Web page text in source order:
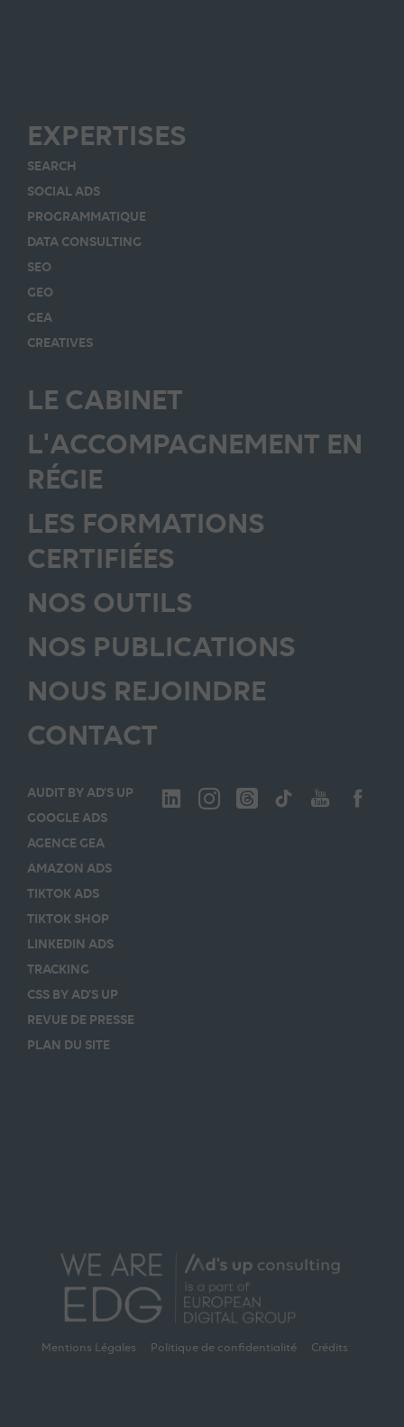
EXPERTISES
SEARCH
SOCIAL ADS
PROGRAMMATIQUE
DATA CONSULTING
SEO
GEO
GEA
CREATIVES
LE CABINET
L'ACCOMPAGNEMENT EN
RÉGIE
LES FORMATIONS
CERTIFIÉES
NOS OUTILS
NOS PUBLICATIONS
NOUS REJOINDRE
CONTACT
AUDIT BY AD’S UP
GOOGLE ADS
AGENCE GEA
AMAZON ADS
TIKTOK ADS
TIKTOK SHOP
LINKEDIN ADS
TRACKING
CSS BY AD’S UP
REVUE DE PRESSE
PLAN DU SITE
Mentions Légales Politique de confidentialité Crédits